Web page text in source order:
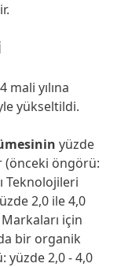
yılına
yükseltildi.
yüzde
(önceki öngörü:
Teknolojileri
2,0 ile 4,0
için
bir organik
yüzde 2,0 - 4,0